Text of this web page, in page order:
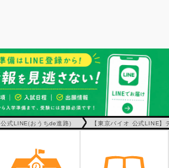
公式LINE(おうちde進路) 【東京バイオ 公式LINE